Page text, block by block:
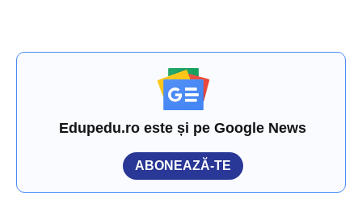
Edupedu.ro este și pe Google News
ABONEAZĂ-TE